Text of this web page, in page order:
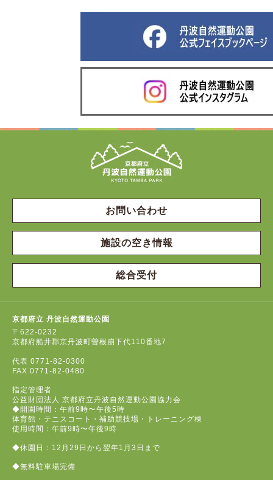
お問い合わせ
施設の空き情報
総合受付
京都府立 丹波自然運動公園
〒622-0232
京都府船井郡京丹波町曽根崩下代110番地7
代表 0771-82-0300
FAX 0771-82-0480
指定管理者
公益財団法人 京都府立丹波自然運動公園協力会
◆開園時間：午前9時〜午後5時
体育館・テニスコート・補助競技場・トレーニング棟
使用時間：午前9時〜午後9時
◆休園日：12月29日から翌年1月3日まで
◆無料駐車場完備